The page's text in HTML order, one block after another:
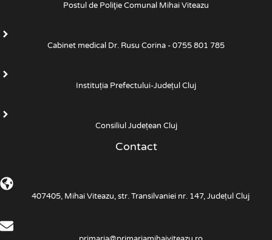
Postul de Poliţie Comunal Mihai Viteazu
Cabinet medical Dr. Rusu Corina - 0755 801 785
Instituția Prefectului-Județul Cluj
Consiliul Județean Cluj
Contact
407405, Mihai Viteazu, str. Transilvaniei nr. 147, Județul Cluj